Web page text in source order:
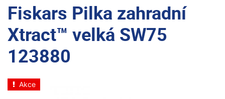
Fiskars Pilka zahradní
Xtract™ velká SW75
123880
Akce